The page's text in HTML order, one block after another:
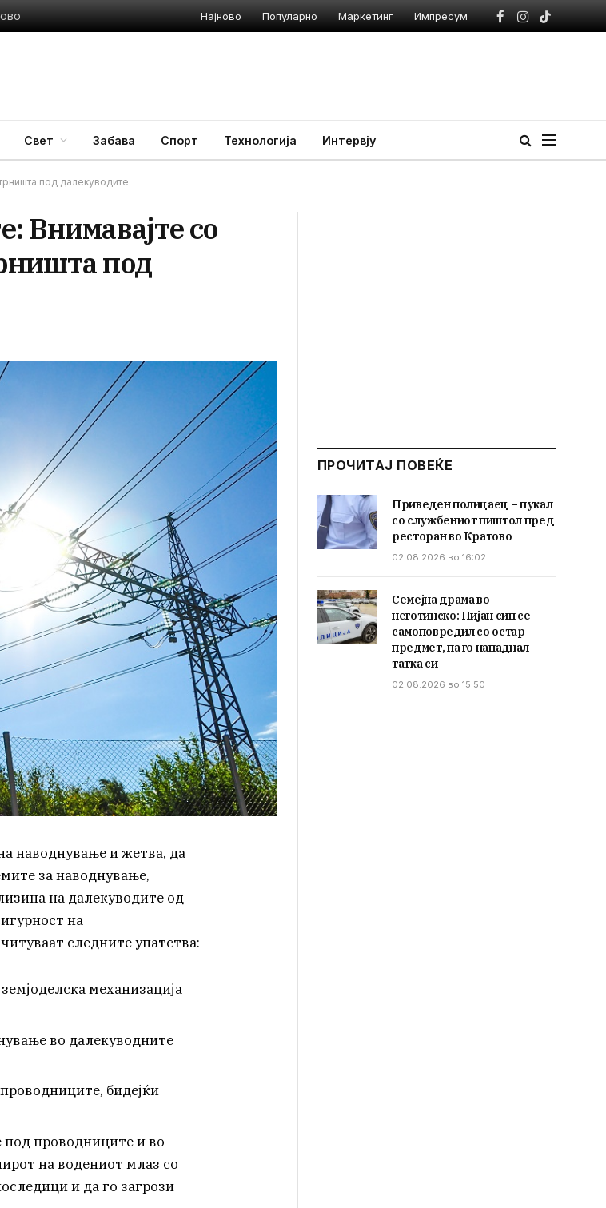
Најново Популарно Маркетинг Импресум
Facebook
Instagram
TikTok
Свет Забава Спорт Технологија Интервју
под далекуводите
Внимавајте со
под
наводнување и жетва, да
за наводнување,
на далекуводите од
на
следните упатства:
механизација
во далекуводните
бидејќи
под проводниците и во
на водениот млаз со
и да го загрози
ПРОЧИТАЈ ПОВЕЌЕ
Приведен полицаец – пукал
со службениот пиштол пред
ресторан во Кратово
02.08.2026 во 16:02
Семејна драма во
неготинско: Пијан син се
самоповредил со остар
предмет, па го нападнал
татка си
02.08.2026 во 15:50